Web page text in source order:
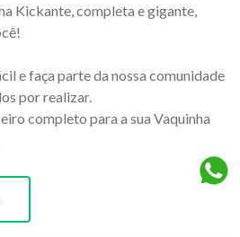
Kickante, completa e gigante,
e faça parte da nossa comunidade
por realizar.
completo para a sua Vaquinha